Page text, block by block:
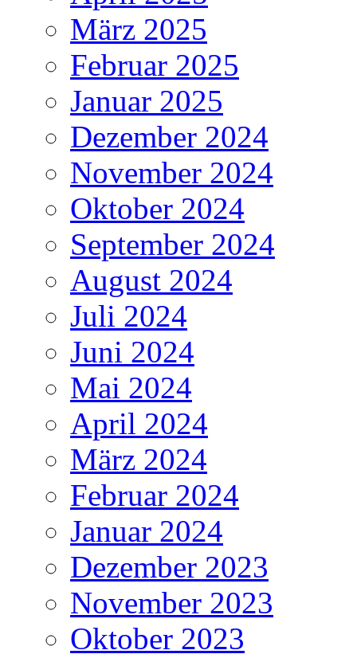
März 2025
Februar 2025
Januar 2025
Dezember 2024
November 2024
Oktober 2024
September 2024
August 2024
Juli 2024
Juni 2024
Mai 2024
April 2024
März 2024
Februar 2024
Januar 2024
Dezember 2023
November 2023
Oktober 2023